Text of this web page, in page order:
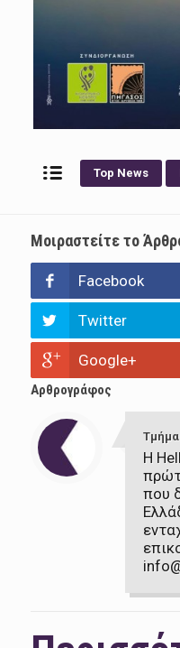
Top News
Μοιραστείτε το
Facebook
Twitter
Google+
Αρθρογράφος
Η
που